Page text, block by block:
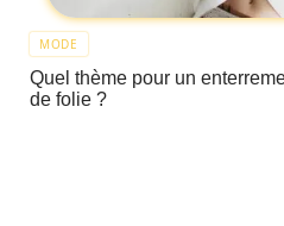
MODE
Quel thème pour un
de folie ?